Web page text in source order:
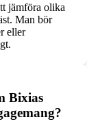
jämföra olika
Man bör
eller
Bixias